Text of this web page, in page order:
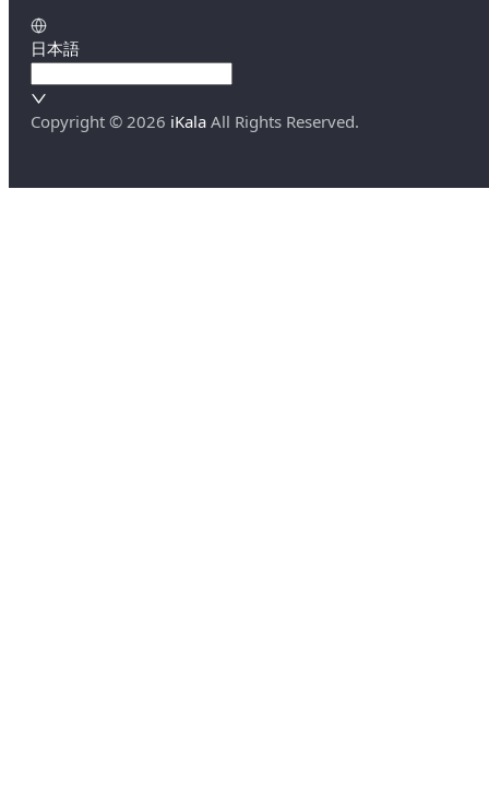
日本語
Copyright © 2026 iKala All Rights Reserved.